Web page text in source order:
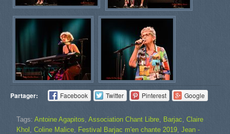
Partager: Facebook Twitter Pinterest Google
Tags: Antoine Agapitos Association Chant Libre Barjac Claire
Khol
Coline Malice Festival Barjac m'en chante 2019 Jean -